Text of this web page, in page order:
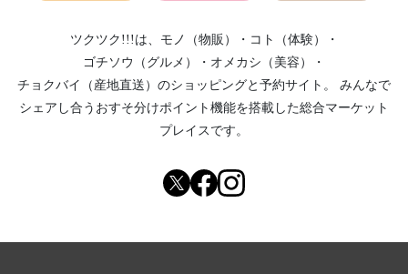
ツクツク!!!は、 モノ（物販） ・ コト（体験）
・
ゴチソウ（グルメ）
・ オメカシ（美容）
・
チョクバイ（産地直送） のショッピングと予約サイト。
みんなで
シェアし合う おすそ分けポイント機能を搭載した総合マーケット
プレイスです。